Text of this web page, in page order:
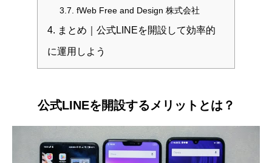
3.7. fWeb Free and Design 株式会社
4. まとめ｜公式LINEを開設して効率的
に運用しよう
公式LINEを開設するメリットとは？